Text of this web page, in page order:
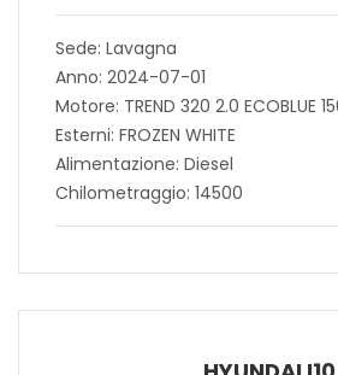
Sede: Lavagna
Anno: 2024-07-01
Motore: TREND 320 2.0 ECOBLUE
Esterni: FROZEN WHITE
Alimentazione: Diesel
Chilometraggio: 14500